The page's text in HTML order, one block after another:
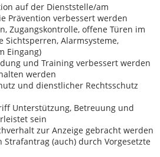
auf der Dienststelle/am
Prävention verbessert werden
Zugangskontrolle, offene Türen im
Sichtsperren, Alarmsysteme,
Eingang)
und Training verbessert werden
werden
und dienstlicher Rechtsschutz
Unterstützung, Betreuung und
sein
zur Anzeige gebracht werden
Strafantrag (auch) durch Vorgesetzte